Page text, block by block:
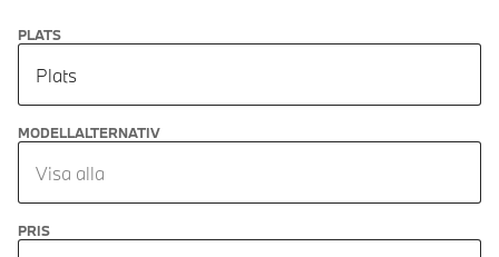
PLATS
Plats
MODELLALTERNATIV
Visa alla
PRIS